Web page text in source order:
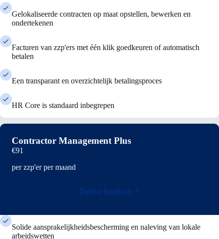
Gelokaliseerde contracten op maat opstellen, bewerken en
ondertekenen
Facturen van zzp'ers met één klik goedkeuren of automatisch
betalen
Een transparant en overzichtelijk betalingsproces
HR Core is standaard inbegrepen
Contractor Management Plus
€91
per zzp'er per maand
Demo boeken
Solide aansprakelijkheidsbescherming en naleving van lokale
arbeidswetten